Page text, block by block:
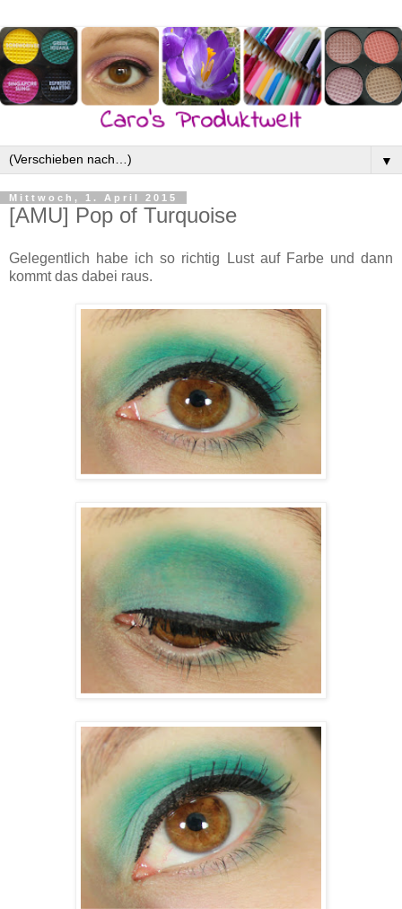
▼
Mittwoch, 1. April 2015
[AMU] Pop of Turquoise
Gelegentlich habe ich so richtig Lust auf Farbe und dann
kommt das dabei raus.